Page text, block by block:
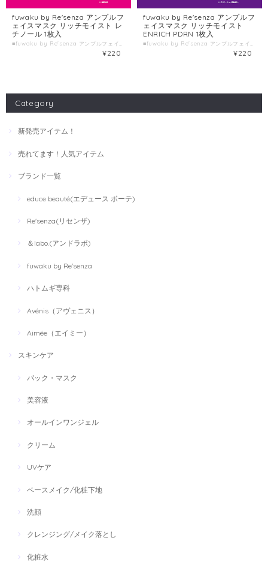
fuwaku by Re'senza アンプルフ
ェイスマスク リッチモイスト レ
チノール 1枚入
¥220
fuwaku by Re'senza アンプルフ
ェイスマスク リッチモイスト
ENRICH PDRN 1枚入
¥220
Category
新発売アイテム！
売れてます！人気アイテム
ブランド一覧
educe beauté(エデュース ボーテ)
Re'senza(リセンザ)
＆labo.(アンドラボ)
fuwaku by Re'senza
ハトムギ専科
Avénis（アヴェニス）
Aimée（エイミー）
スキンケア
パック・マスク
美容液
オールインワンジェル
クリーム
UVケア
ベースメイク/化粧下地
洗顔
クレンジング/メイク落とし
化粧水